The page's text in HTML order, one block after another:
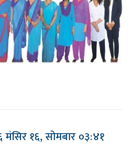
मंसिर १६, सोमबार ०३:४१